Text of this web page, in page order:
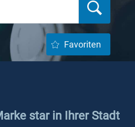
Favoriten
star in Ihrer Stadt